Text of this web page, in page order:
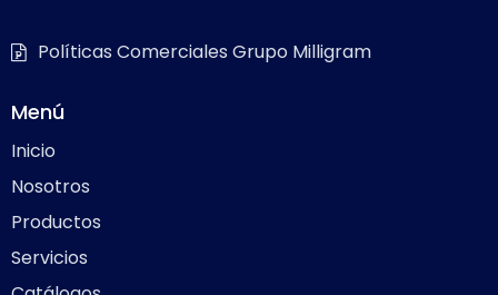
Políticas Comerciales Grupo Milligram
Menú
Inicio
Nosotros
Productos
Servicios